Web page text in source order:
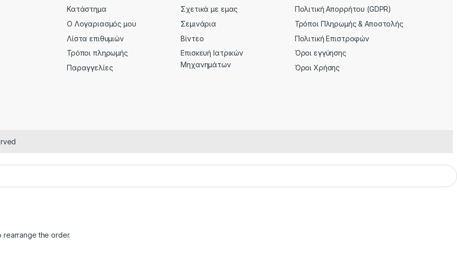
Κατάστημα
Ο Λογαριασμός μου
Λίστα επιθυμιών
Τρόποι πληρωμής
Παραγγελίες
Σχετικά με εμας
Σεμινάρια
Βίντεο
Επισκευή Ιατρικών
Μηχανημάτων
Πολιτική Απορρήτου (GDPR)
Τρόποι Πληρωμής & Αποστολής
Πολιτική Επιστροφών
Όροι εγγύησης
Όροι Χρήσης
rearrange the order.